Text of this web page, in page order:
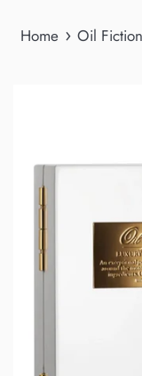
Home › Oil